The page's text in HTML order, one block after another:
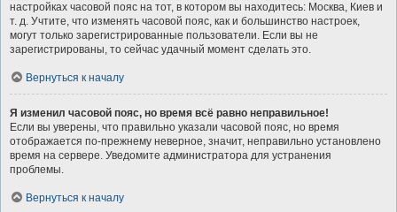
настройках часовой пояс на тот, в котором вы находитесь: Москва, Киев и
т. д. Учтите, что изменять часовой пояс, как и большинство настроек,
могут только зарегистрированные пользователи. Если вы не
зарегистрированы, то сейчас удачный момент сделать это.
Вернуться к началу
Я изменил часовой пояс, но время всё равно неправильное!
Если вы уверены, что правильно указали часовой пояс, но время
отображается по-прежнему неверное, значит, неправильно установлено
время на сервере. Уведомите администратора для устранения
проблемы.
Вернуться к началу